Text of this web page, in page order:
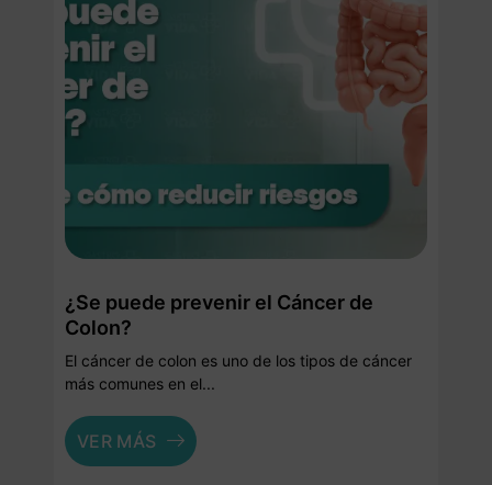
¿Se puede prevenir el Cáncer de
Colon?
El cáncer de colon es uno de los tipos de cáncer
más comunes en el...
VER MÁS